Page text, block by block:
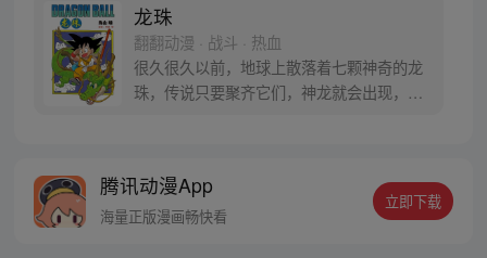
龙珠
翻翻动漫 · 战斗 · 热血
很久很久以前，地球上散落着七颗神奇的龙
珠，传说只要聚齐它们，神龙就会出现，并
腾讯动漫App
海量正版漫画畅快看
立即下载